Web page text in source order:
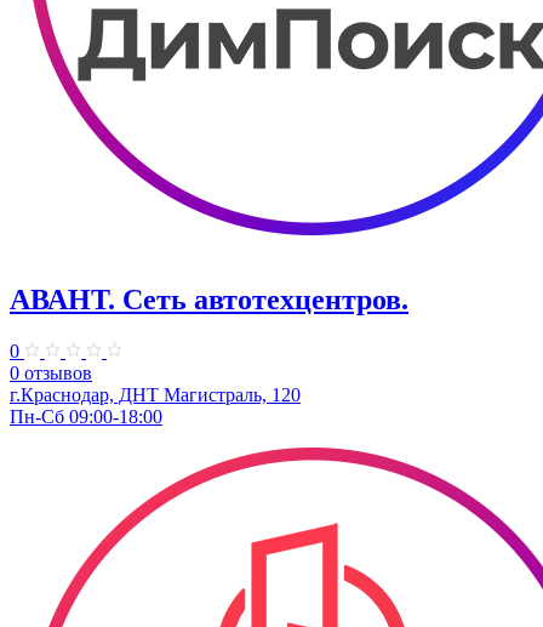
АВАНТ. ​Сеть автотехцентров.
0
0 отзывов
г.Краснодар, ​ДНТ Магистраль, 120
Пн-Сб 09:00-18:00